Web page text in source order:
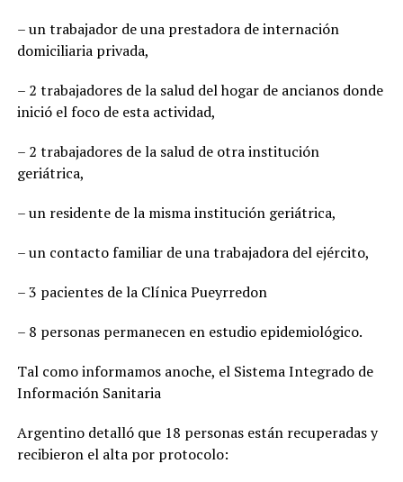
– un trabajador de una prestadora de internación
domiciliaria privada,
– 2 trabajadores de la salud del hogar de ancianos donde
inició el foco de esta actividad,
– 2 trabajadores de la salud de otra institución
geriátrica,
– un residente de la misma institución geriátrica,
– un contacto familiar de una trabajadora del ejército,
– 3 pacientes de la Clínica Pueyrredon
– 8 personas permanecen en estudio epidemiológico.
Tal como informamos anoche, el Sistema Integrado de
Información Sanitaria
Argentino detalló que 18 personas están recuperadas y
recibieron el alta por protocolo: